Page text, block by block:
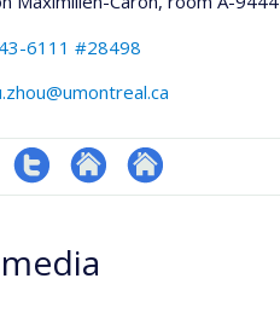
6111 #28498
CompteAutre
web
Autre